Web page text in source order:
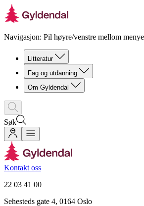
Navigasjon: Pil høyre/venstre mellom
Litteratur
Fag og utdanning
Om Gyldendal
Søk
Kontakt oss
22 03 41 00
Sehesteds gate 4, 0164 Oslo